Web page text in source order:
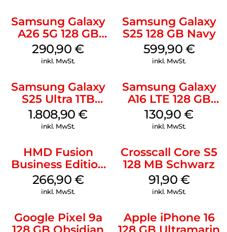
Samsung Galaxy
A26 5G 128 GB
White
290,90€
inkl. MwSt.
Samsung Galaxy
S25 128 GB Navy
599,90 €
inkl. MwSt.
Samsung Galaxy
S25 Ultra 1TB
Titanium Black
1.808,90€
inkl. MwSt.
Samsung Galaxy
A16 LTE 128 GB
Black
130,90€
inkl. MwSt.
HMD Fusion
Business Edition
256 GB Grey
266,90 €
inkl. MwSt.
Crosscall Core S5
128 MB Schwarz
91,90 €
inkl. MwSt.
Google Pixel 9a
Apple iPhone 16